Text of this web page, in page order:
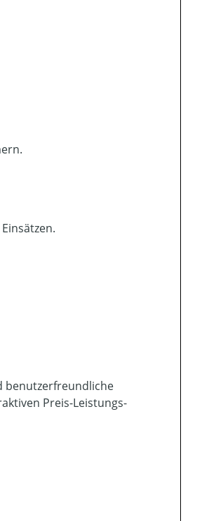
benutzerfreundliche
Preis-Leistungs-